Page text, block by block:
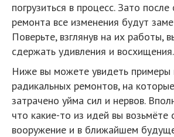
погрузиться в процесс. Зато после
ремонта все изменения будут
Поверьте, взглянув на их работы,
сдержать удивления и восхищения.
Ниже вы можете увидеть
радикальных ремонтов, на
затрачено уйма сил и нервов.
что какие-то из идей вы возьмёте
вооружение и в ближайшем